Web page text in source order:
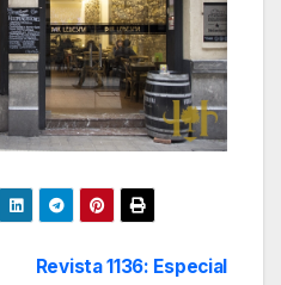
Revista 1136: Especial